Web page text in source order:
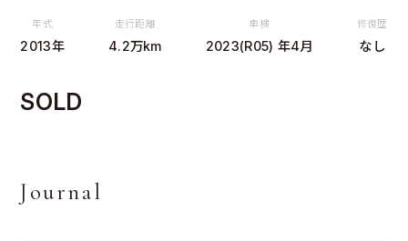
年式
2013年
走行距離
4.2万km
車検
2023(R05) 年4月
修復歴
なし
SOLD
Journal